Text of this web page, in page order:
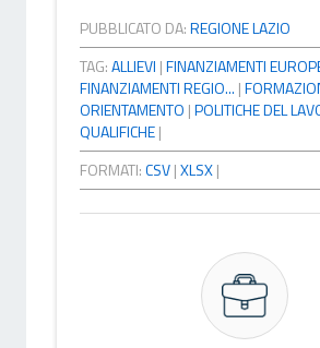
PUBBLICATO DA:REGIONE LAZIO
TAG:ALLIEVI |FINANZIAMENTI
FINANZIAMENTI REGIO... |
ORIENTAMENTO |POLITICHE DEL
QUALIFICHE|
FORMATI:CSV|XLSX|